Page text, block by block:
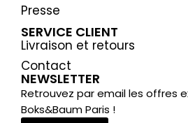
Presse
SERVICE CLIENT
Livraison et retours
Contact
NEWSLETTER
Retrouvez par email les offres
Boks&Baum Paris !